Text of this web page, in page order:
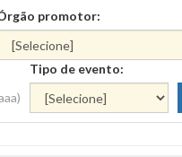
promotor:
Tipo de evento: